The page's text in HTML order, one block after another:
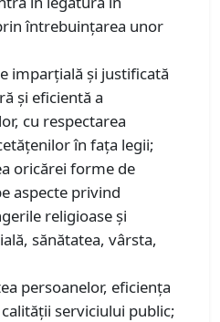
întrebuinţarea unor
imparţială şi justificată
şi eficientă a
cu respectarea
în faţa legii;
oricărei forme de
aspecte privind
religioase şi
sănătatea, vârsta,
persoanelor, eficienţa
serviciului public;